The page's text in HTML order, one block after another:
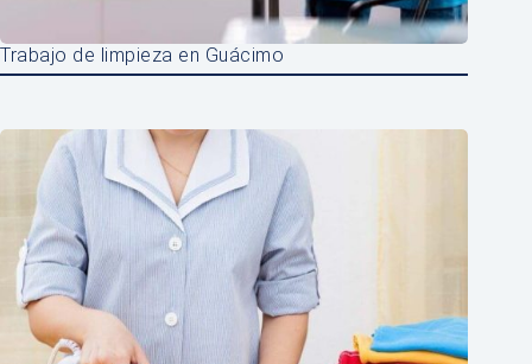
Trabajo de limpieza en Guácimo